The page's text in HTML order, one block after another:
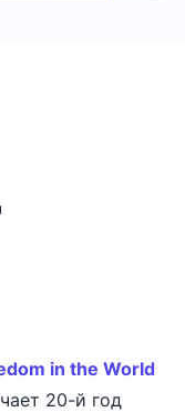
in the World
20-й год